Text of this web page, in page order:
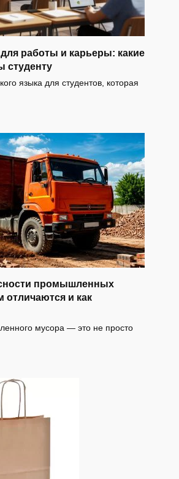
работы и карьеры: какие
студенту
языка для студентов, которая
промышленных
отличаются и как
мусора — это не просто